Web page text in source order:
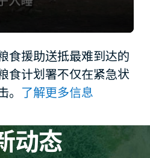
食援助送抵最难到达的
食计划署不仅在紧急状
了解更多信息
动态